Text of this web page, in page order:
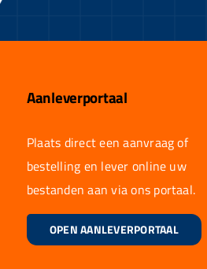
Aanleverportaal
Plaats direct een aanvraag of
bestelling en lever online uw
bestanden aan via ons portaal.
OPEN AANLEVERPORTAAL